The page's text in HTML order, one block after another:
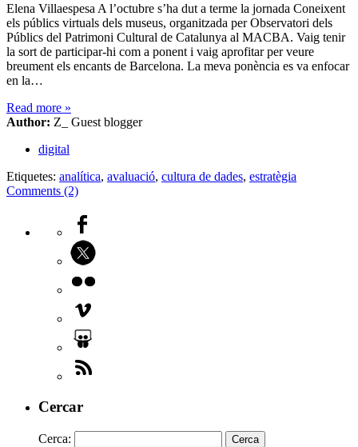
Elena Villaespesa A l’octubre s’ha dut a terme la jornada Coneixent
els públics virtuals dels museus, organitzada per Observatori dels
Públics del Patrimoni Cultural de Catalunya al MACBA. Vaig tenir
la sort de participar-hi com a ponent i vaig aprofitar per veure
breument els encants de Barcelona. La meva ponència es va enfocar
en la…
Read more »
Author: Z_ Guest blogger
digital
Etiquetes: analítica, avaluació, cultura de dades, estratègia
Comments (2)
Cercar
Cerca: